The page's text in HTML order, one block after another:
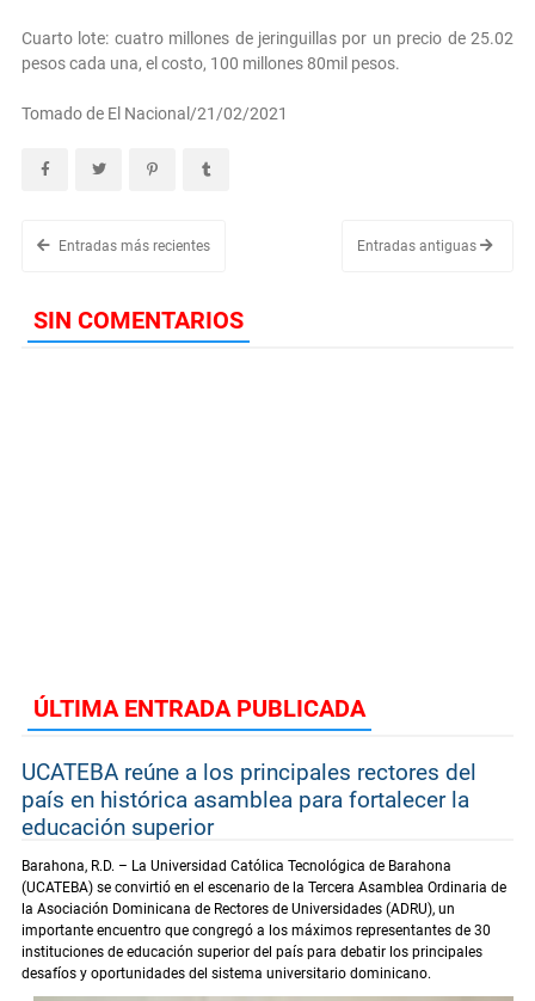
Cuarto lote: cuatro millones de jeringuillas por un precio de 25.02
pesos cada una, el costo, 100 millones 80mil pesos.
Tomado de El Nacional/21/02/2021
Entradas más recientes Entradas antiguas
SIN COMENTARIOS
ÚLTIMA ENTRADA PUBLICADA
UCATEBA reúne a los principales rectores del
país en histórica asamblea para fortalecer la
educación superior
Barahona, R.D. – La Universidad Católica Tecnológica de Barahona
(UCATEBA) se convirtió en el escenario de la Tercera Asamblea Ordinaria de
la Asociación Dominicana de Rectores de Universidades (ADRU), un
importante encuentro que congregó a los máximos representantes de 30
instituciones de educación superior del país para debatir los principales
desafíos y oportunidades del sistema universitario dominicano.